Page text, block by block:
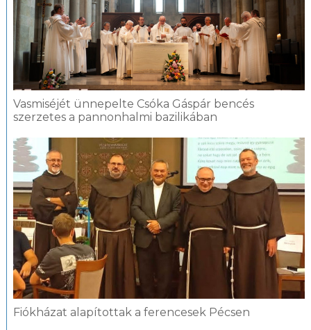
Vasmiséjét ünnepelte Csóka Gáspár bencés
szerzetes a pannonhalmi bazilikában
Fiókházat alapítottak a ferencesek Pécsen